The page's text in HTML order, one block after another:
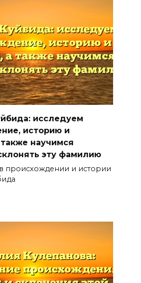
исследуем
историю и
научимся
эту фамилию
происхождении и истории